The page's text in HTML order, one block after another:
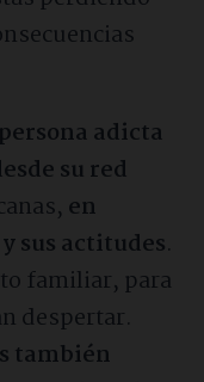
adicta
su red
en
sus actitudes.
familiar, para
despertar.
también